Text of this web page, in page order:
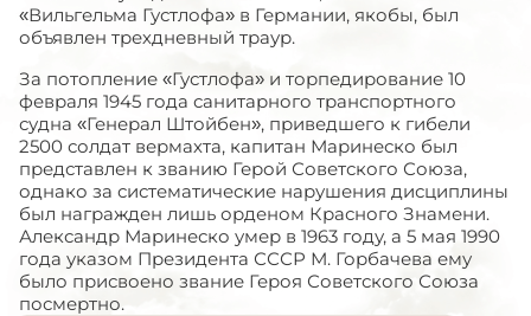
«Вильгельма Густлофа» в Германии, якобы, был
объявлен трехдневный траур.
За потопление «Густлофа» и торпедирование 10
февраля 1945 года санитарного транспортного
судна «Генерал Штойбен», приведшего к гибели
2500 солдат вермахта, капитан Маринеско был
представлен к званию Герой Советского Союза,
однако за систематические нарушения дисциплины
был награжден лишь орденом Красного Знамени.
Александр Маринеско умер в 1963 году, а 5 мая 1990
года указом Президента СССР М. Горбачева ему
было присвоено звание Героя Советского Союза
посмертно.